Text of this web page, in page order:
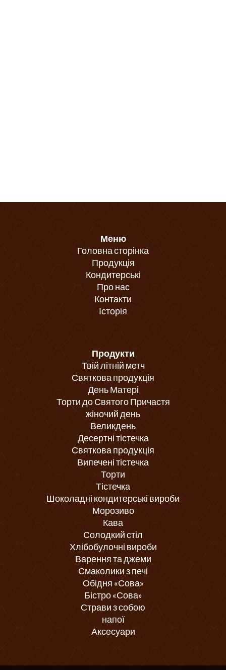
Меню
Головна сторінка
Продукція
Кондитерські
Про нас
Контакти
Історія
Продукти
Твій літній метч
Святкова продукція
День Матері
Торти до Святого Причастя
жіночий день
Великдень
Десертні тістечка
Святкова продукція
Випечені тістечка
Торти
Тістечка
Шоколадні кондитерські вироби
Морозиво
Кава
Солодкий стіл
Хлібобулочні вироби
Варення та джеми
Смаколики з печі
Обідня «Сова»
Бістро «Сова»
Страви з собою
напої
Аксесуари